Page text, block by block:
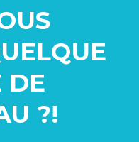
DE
?!